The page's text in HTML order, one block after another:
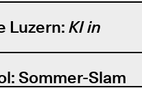
Luzern: KI in
Sommer-Slam